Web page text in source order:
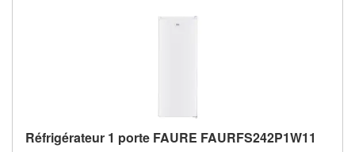
Réfrigérateur 1 porte FAURE FAURFS242P1W11